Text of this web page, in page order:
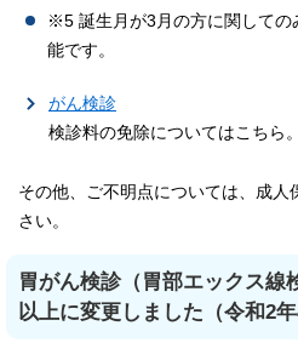
※5 誕生月が3月の方に関しての
能です。
がん検診
検診料の免除についてはこちら。
その他、ご不明点については、成人
さい。
胃がん検診（胃部エックス線
以上に変更しました（令和2年